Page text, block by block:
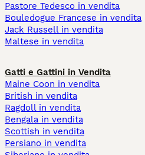
Pastore Tedesco in vendita
Bouledogue Francese in vendita
Jack Russell in vendita
Maltese in vendita
Gatti e Gattini in Vendita
Maine Coon in vendita
British in vendita
Ragdoll in vendita
Bengala in vendita
Scottish in vendita
Persiano in vendita